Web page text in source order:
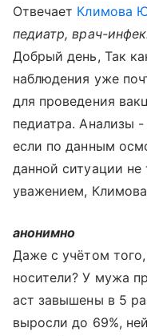
Отвечает Климова
педиатр, врач-
Добрый день, Так
наблюдения уже
для проведения
педиатра. Анализы
если по данным
данной ситуации
уважением,
анонимно
Даже с учётом
носители? У мужа
аст завышены в 5
выросли до 69%,